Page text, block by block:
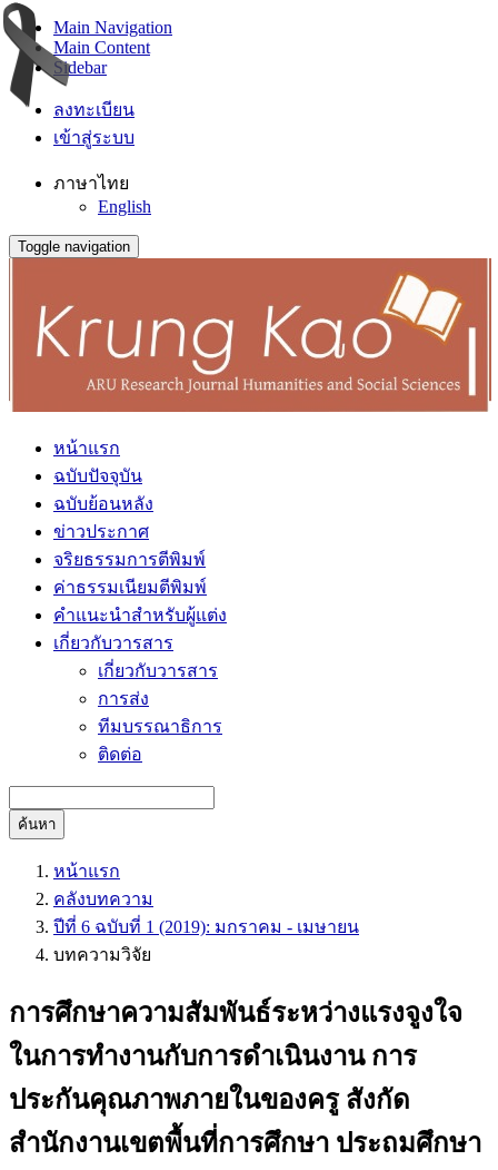
Main Navigation
Main Content
Sidebar
ลงทะเบียน
เข้าสู่ระบบ
ภาษาไทย
English
Toggle navigation
หน้าแรก
ฉบับปัจจุบัน
ฉบับย้อนหลัง
ข่าวประกาศ
จริยธรรมการตีพิมพ์
ค่าธรรมเนียมตีพิมพ์
คำแนะนำสำหรับผู้แต่ง
เกี่ยวกับวารสาร
เกี่ยวกับวารสาร
การส่ง
ทีมบรรณาธิการ
ติดต่อ
ค้นหา
หน้าแรก
คลังบทความ
ปีที่ 6 ฉบับที่ 1 (2019): มกราคม - เมษายน
บทความวิจัย
การศึกษาความสัมพันธ์ระหว่างแรงจูงใจ
ในการทำงานกับการดำเนินงาน การ
ประกันคุณภาพภายในของครู สังกัด
สำนักงานเขตพื้นที่การศึกษา ประถมศึกษา